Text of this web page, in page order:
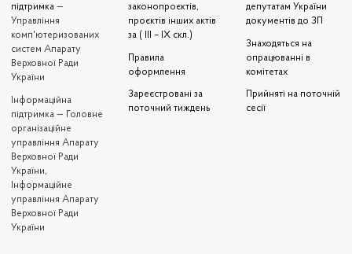
підтримка —
Управління
комп'ютеризованих
систем Апарату
Верховної Ради
України
Iнформаційна
підтримка — Головне
організаційне
управління Апарату
Верховної Ради
України,
Інформаційне
управління Апарату
Верховної Ради
України
законопроєктів,
проєктів інших актів
за ( III – IX скл.)
Правила
оформлення
Зареєстровані за
поточний тиждень
депутатам України
документів до ЗП
Знаходяться на
опрацюванні в
комітетах
Прийняті на поточній
сесії